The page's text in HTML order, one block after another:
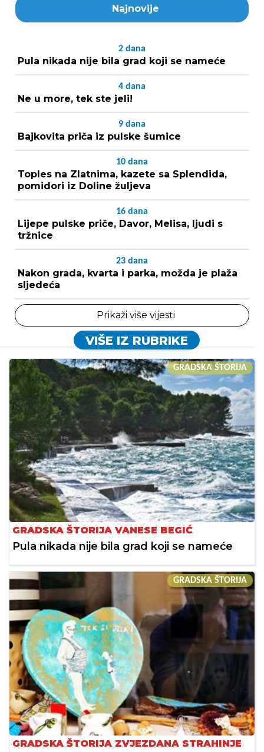
Najnovije
2 dana
Pula nikada nije bila grad koji se nameće
4 dana
Ne u more, tek ste jeli!
9 dana
Bajkovita priča iz pulske šumice
10 dana
Toples na Zlatnima, kazete sa Splendida,
pomidori iz Doline žuljeva
16 dana
Lijepe pulske priče, Davor, Melisa, ljudi s
tržnice
23 dana
Nakon grada, kvarta i parka, možda je plaža
sljedeća
Prikaži više vijesti
VIŠE IZ RUBRIKE
GRADSKA ŠTORIJA
GRADSKA ŠTORIJA VANESE BEGIĆ
Pula nikada nije bila grad koji se nameće
GRADSKA ŠTORIJA
GRADSKA ŠTORIJA ZVJEZDANA STRAHINJE